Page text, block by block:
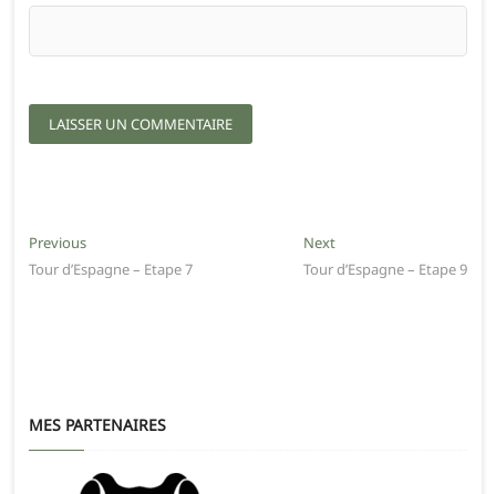
Navigation
de
PreviousPrevious
post:
Tour d’Espagne – Etape 7
NextNext
post:
Tour d’Espagne – Etape 9
MES PARTENAIRES